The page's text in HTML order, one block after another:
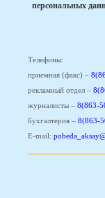
персональных
Телефоны:
приемная (факс) –
рекламный отдел –
журналисты – 8(863-
бухгалтерия – 8(863-
E-mail: